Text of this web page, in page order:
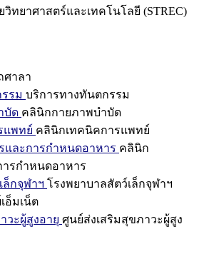
วิทยาศาสตร์และเทคโนโลยี (STREC)
ศาลา
รม บริการทางทันตกรรม
บัด คลินิกกายภาพบำบัด
แพทย์ คลินิกเทคนิคการแพทย์
ละการกำหนดอาหาร คลินิก
รกำหนดอาหาร
ล็กจุฬาฯ โรงพยาบาลสัตว์เล็กจุฬาฯ
อ็มเน็ต
วะผู้สูงอายุ ศูนย์ส่งเสริมสุขภาวะผู้สูง